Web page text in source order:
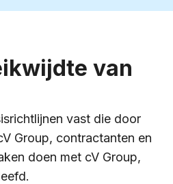
van
vast die door
Group, contractanten en
doen met cV Group,